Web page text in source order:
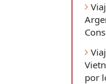
por